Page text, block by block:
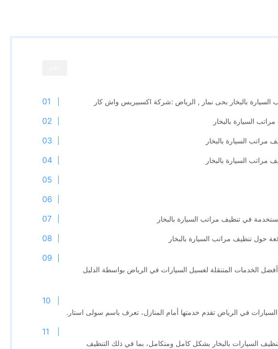
السيارة بالبخار بحى نمار , الرياض :شركة اكسبيريس واش كار
السيارة بالبخار
مراتب السيارة بالبخار
مراتب السيارة بالبخار
في تنظيف مراتب السيارة بالبخار
حول تنظيف مراتب السيارة بالبخار
أفضل الخدمات المتنقلة لغسيل السيارات في الرياض بواسطة الدليل
في الرياض تقدم خدمتها أمام المنازل، تعرف باسم سولى استار.
السيارات بالبخار بشكل كامل ومتكامل، بما في ذلك التنظيف